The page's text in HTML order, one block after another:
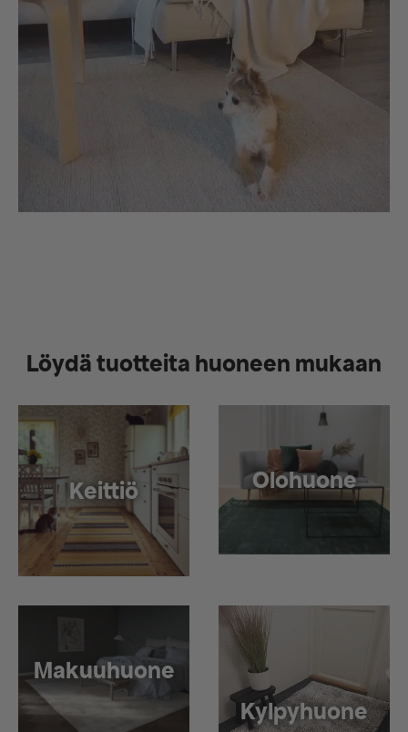
Löydä tuotteita huoneen mukaan
Keittiö Olohuone
Makuuhuone
Kylpyhuone